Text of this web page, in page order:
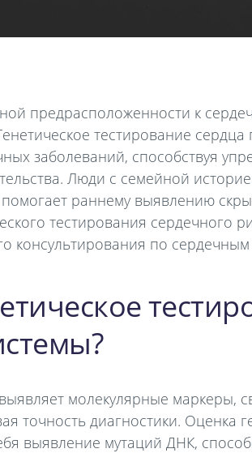
предрасположенности к
тестирование
заболеваний, способствуя
Люди с семейной
раннему выявлению
тестирования сердечного
консультирования по
молекулярные маркеры,
точность диагностики. Оценка
выявление мутаций ДНК,